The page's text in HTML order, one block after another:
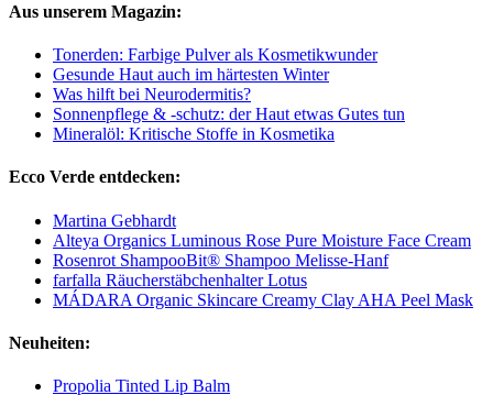
Aus unserem Magazin:
Tonerden: Farbige Pulver als Kosmetikwunder
Gesunde Haut auch im härtesten Winter
Was hilft bei Neurodermitis?
Sonnenpflege & -schutz: der Haut etwas Gutes tun
Mineralöl: Kritische Stoffe in Kosmetika
Ecco Verde entdecken:
Martina Gebhardt
Alteya Organics Luminous Rose Pure Moisture Face Cream
Rosenrot ShampooBit® Shampoo Melisse-Hanf
farfalla Räucherstäbchenhalter Lotus
MÁDARA Organic Skincare Creamy Clay AHA Peel Mask
Neuheiten:
Propolia Tinted Lip Balm